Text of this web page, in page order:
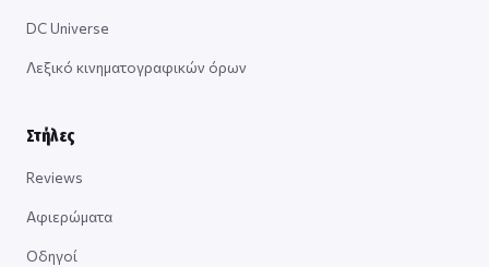
DC Universe
Λεξικό κινηματογραφικών όρων
Στήλες
Reviews
Αφιερώματα
Οδηγοί